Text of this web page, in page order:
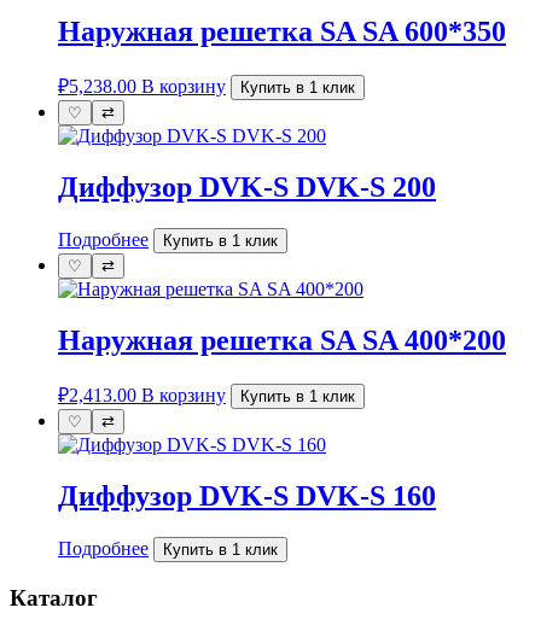
Наружная решетка SA SA 600*350
₽5,238.00 В корзину
Купить в 1 клик
♡
⇄
Диффузор DVK-S DVK-S 200
Подробнее
Купить в 1 клик
♡
⇄
Наружная решетка SA SA 400*200
₽2,413.00 В корзину
Купить в 1 клик
♡
⇄
Диффузор DVK-S DVK-S 160
Подробнее Купить в 1 клик
Каталог